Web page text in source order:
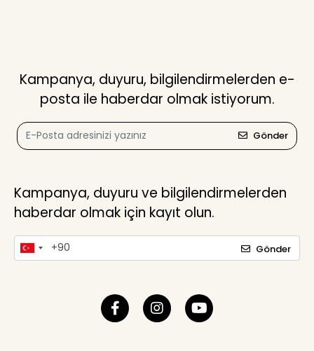
Kampanya, duyuru, bilgilendirmelerden e-
posta ile haberdar olmak istiyorum.
Gönder
Kampanya, duyuru ve bilgilendirmelerden
haberdar olmak için kayıt olun.
Gönder